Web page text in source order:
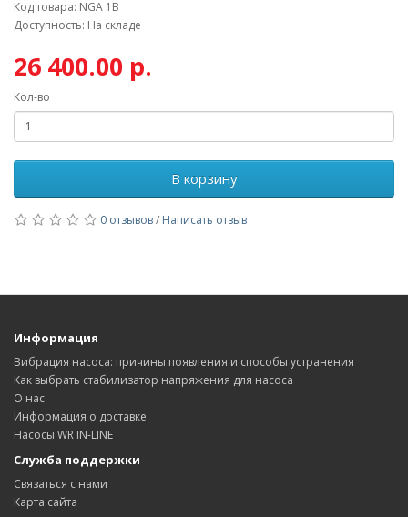
Код товара: NGA 1B
Доступность: На складе
26 400.00 р.
Кол-во
В корзину
0 отзывов/ Написать отзыв
Информация
Вибрация насоса: причины появления и способы устранения
Как выбрать стабилизатор напряжения для насоса
О нас
Информация о доставке
Насосы WR IN-LINE
Служба поддержки
Связаться с нами
Карта сайта